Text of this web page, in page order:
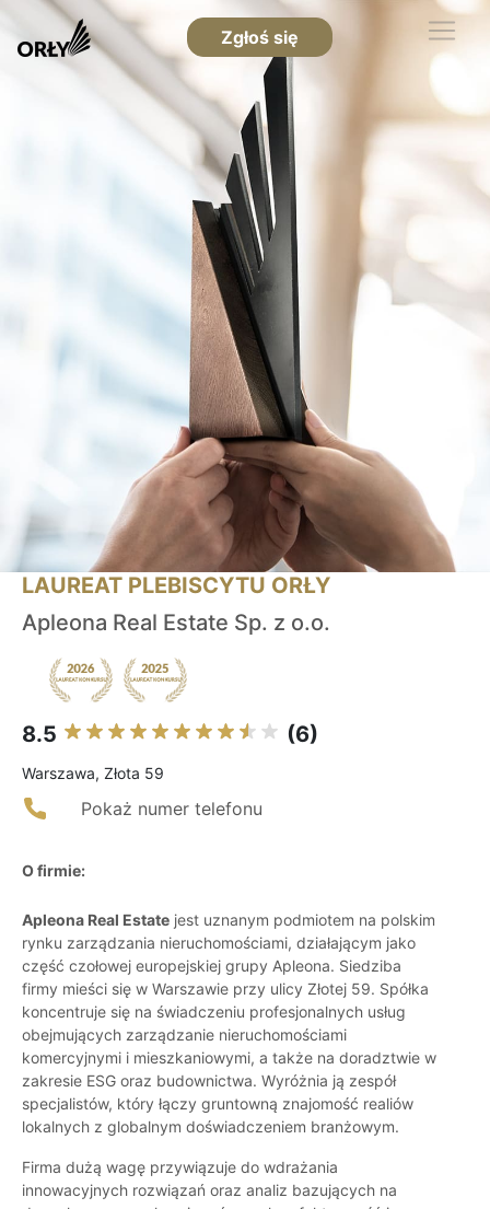
Zgłoś się
LAUREAT PLEBISCYTU ORŁY
Apleona Real Estate Sp. z o.o.
8.5 (6)
Warszawa, Złota 59
Pokaż numer telefonu
O firmie:
Apleona Real Estate jest uznanym podmiotem na polskim
rynku zarządzania nieruchomościami, działającym jako
część czołowej europejskiej grupy Apleona. Siedziba
firmy mieści się w Warszawie przy ulicy Złotej 59. Spółka
koncentruje się na świadczeniu profesjonalnych usług
obejmujących zarządzanie nieruchomościami
komercyjnymi i mieszkaniowymi, a także na doradztwie w
zakresie ESG oraz budownictwa. Wyróżnia ją zespół
specjalistów, który łączy gruntowną znajomość realiów
lokalnych z globalnym doświadczeniem branżowym.
Firma dużą wagę przywiązuje do wdrażania
innowacyjnych rozwiązań oraz analiz bazujących na